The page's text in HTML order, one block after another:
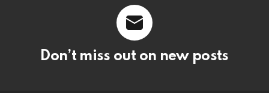
Don’t miss out on new posts